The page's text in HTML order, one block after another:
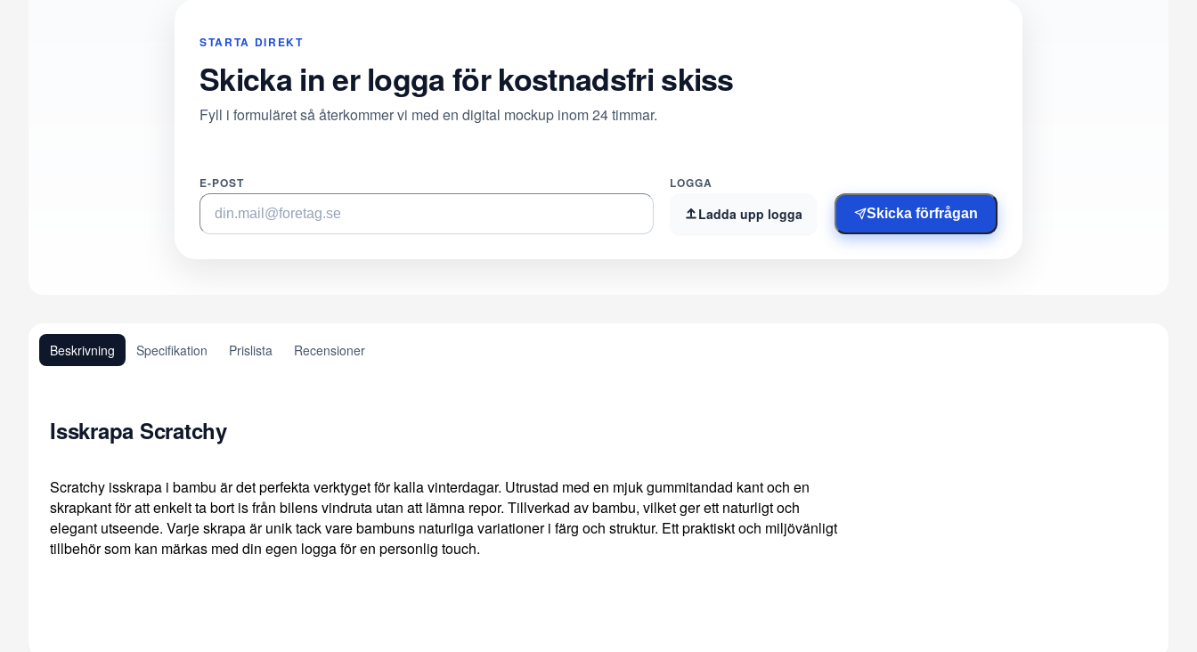
STARTA DIREKT
Skicka in er logga för kostnadsfri skiss
Fyll i formuläret så återkommer vi med en digital mockup inom 24 timmar.
E-POST LOGGA
Ladda upp logga Skicka förfrågan
Beskrivning Specifikation Prislista Recensioner
Isskrapa Scratchy
Scratchy isskrapa i bambu är det perfekta verktyget för kalla vinterdagar. Utrustad med en mjuk gummitandad kant och en
skrapkant för att enkelt ta bort is från bilens vindruta utan att lämna repor. Tillverkad av bambu, vilket ger ett naturligt och
elegant utseende. Varje skrapa är unik tack vare bambuns naturliga variationer i färg och struktur. Ett praktiskt och miljövänligt
tillbehör som kan märkas med din egen logga för en personlig touch.